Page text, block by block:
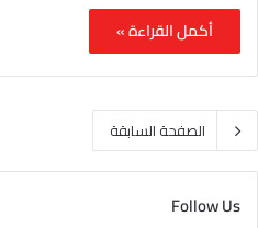
أكمل القراءة »
الصفحة السابقة
Follow Us